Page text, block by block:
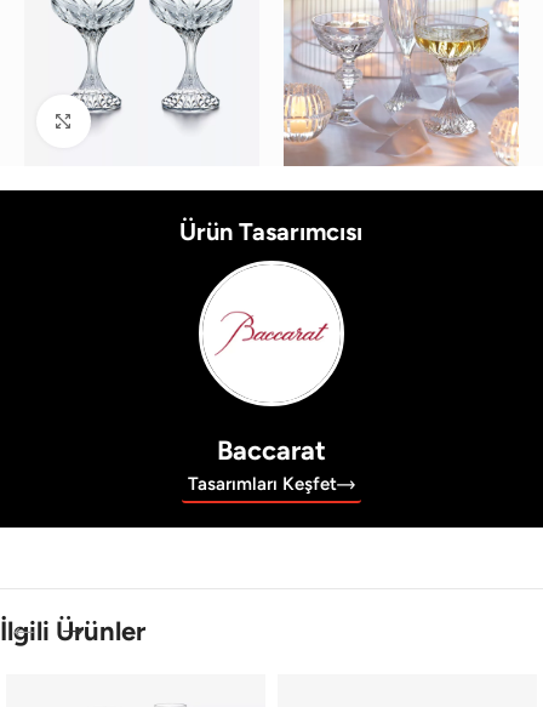
Büyütmek için tıklayın
Ürün Tasarımcısı
Baccarat
Tasarımları Keşfet
İlgili Ürünler